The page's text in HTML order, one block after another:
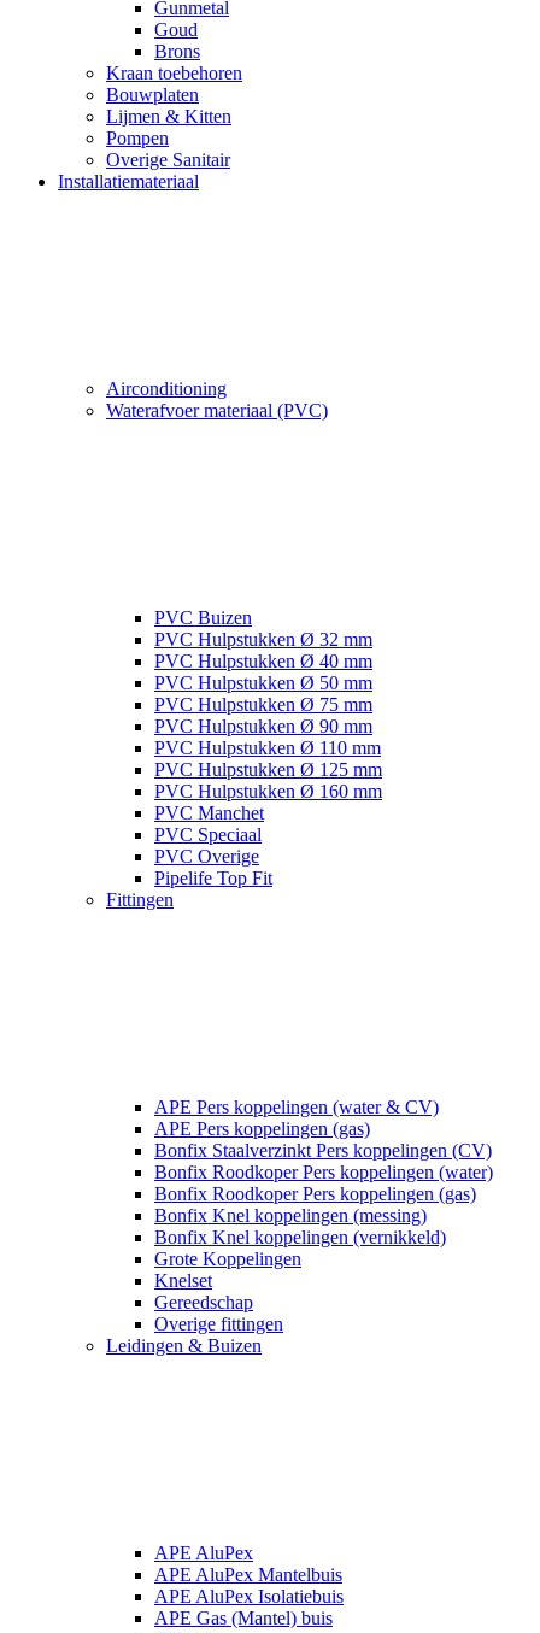
Gunmetal
Goud
Brons
Kraan toebehoren
Bouwplaten
Lijmen & Kitten
Pompen
Overige Sanitair
Installatiemateriaal
Airconditioning
Waterafvoer materiaal (PVC)
PVC Buizen
PVC Hulpstukken Ø 32 mm
PVC Hulpstukken Ø 40 mm
PVC Hulpstukken Ø 50 mm
PVC Hulpstukken Ø 75 mm
PVC Hulpstukken Ø 90 mm
PVC Hulpstukken Ø 110 mm
PVC Hulpstukken Ø 125 mm
PVC Hulpstukken Ø 160 mm
PVC Manchet
PVC Speciaal
PVC Overige
Pipelife Top Fit
Fittingen
APE Pers koppelingen (water & CV)
APE Pers koppelingen (gas)
Bonfix Staalverzinkt Pers koppelingen (CV)
Bonfix Roodkoper Pers koppelingen (water)
Bonfix Roodkoper Pers koppelingen (gas)
Bonfix Knel koppelingen (messing)
Bonfix Knel koppelingen (vernikkeld)
Grote Koppelingen
Knelset
Gereedschap
Overige fittingen
Leidingen & Buizen
APE AluPex
APE AluPex Mantelbuis
APE AluPex Isolatiebuis
APE Gas (Mantel) buis